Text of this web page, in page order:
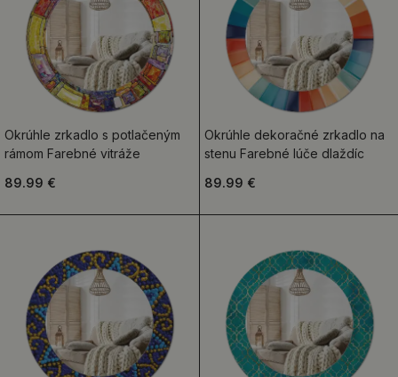
Okrúhle zrkadlo s potlačeným
rámom Farebné vitráže
89.99 €
Okrúhle dekoračné zrkadlo na
stenu Farebné lúče dlaždíc
89.99 €